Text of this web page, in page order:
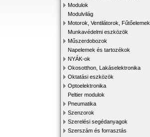
Modulok
Modulvilág
Motorok, Ventilátorok, Fűtőelemek
Munkavédelmi eszközök
Műszerdobozok
Napelemek és tartozékok
NYÁK-ok
Okosotthon, Lakáselektronika
Oktatási eszközök
Optoelektronika
Peltier modulok
Pneumatika
Szenzorok
Szerelési segédanyagok
Szerszám és forrasztás